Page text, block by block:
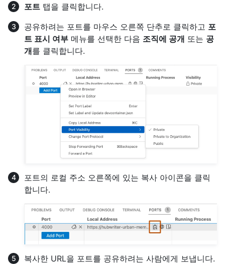
포트 탭을 클릭합니다.
공유하려는 포트를 마우스 오른쪽 단추로 클릭하고 포
트 표시 여부 메뉴를 선택한 다음 조직에 공개 또는 공
개를 클릭합니다.
포트의 로컬 주소 오른쪽에 있는 복사 아이콘을 클릭
합니다.
복사한 URL을 포트를 공유하려는 사람에게 보냅니다.